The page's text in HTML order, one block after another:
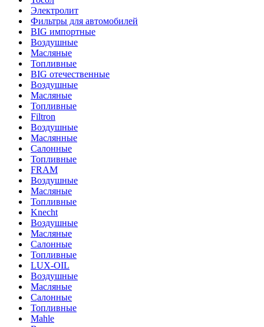
Электролит
Фильтры для автомобилей
BIG импортные
Воздушные
Масляные
Топливные
BIG отечественные
Воздушные
Масляные
Топливные
Filtron
Воздушные
Маслянные
Салонные
Топливные
FRAM
Воздушные
Масляные
Топливные
Knecht
Воздушные
Масляные
Салонные
Топливные
LUX-OIL
Воздушные
Масляные
Салонные
Топливные
Mahle